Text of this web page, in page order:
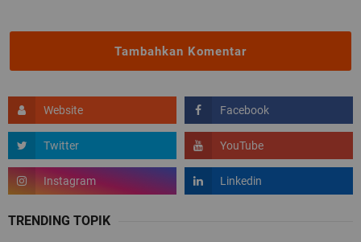
Tambahkan Komentar
TRENDING TOPIK